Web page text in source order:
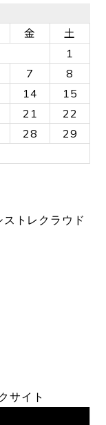
金
土
1
7
8
14
15
21
22
28
29
トレクラウド
サイト